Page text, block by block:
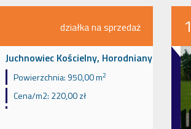
działka na sprzedaż
Juchnowiec Kościelny, Horodniany
Powierzchnia: 950,00 m2
Cena/m2: 220,00 zł